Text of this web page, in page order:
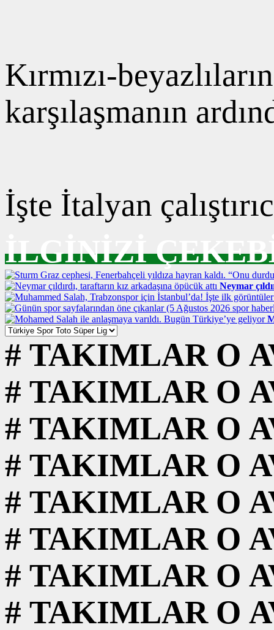
Kırmızı-
karşılaşmanın
İşte İtalyan
İLGİNİZİ
Neymar
# TAKIMLAR O
# TAKIMLAR O
# TAKIMLAR O
# TAKIMLAR O
# TAKIMLAR O
# TAKIMLAR O
# TAKIMLAR O
# TAKIMLAR O